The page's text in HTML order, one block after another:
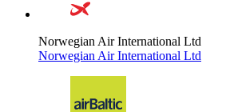
Norwegian Air International Ltd
Norwegian Air International Ltd